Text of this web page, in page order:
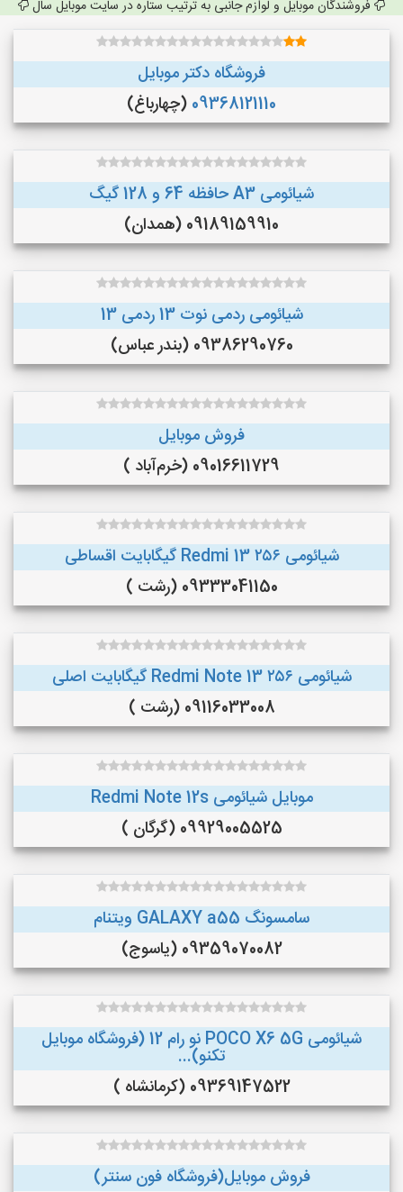
فروشندگان موبایل و لوازم جانبی به ترتیب ستاره در سایت موبایل سال
فروشگاه دکتر موبایل
09368121110 (چهارباغ)
شیائومی A3 حافظه 64 و 128 گیگ
09189159910 (همدان)
شیائومی ردمی نوت 13 ردمی 13
09386290760 (بندر عباس)
فروش موبایل
09016611729 (خرم‌آباد )
شیائومی Redmi 13 ۲۵۶ گیگابایت اقساطی
09333041150 (رشت )
شیائومی Redmi Note 13 ۲۵۶ گیگابایت اصلی
09116033008 (رشت )
موبایل شیائومی Redmi Note 12s
09929005525 (گرگان )
سامسونگ GALAXY a55 ویتنام
09359070082 (یاسوج)
شیائومی POCO X6 5G نو رام 12 (فروشگاه موبایل
تکنو)...
09369147522 (کرمانشاه )
فروش موبایل(فروشگاه فون سنتر)